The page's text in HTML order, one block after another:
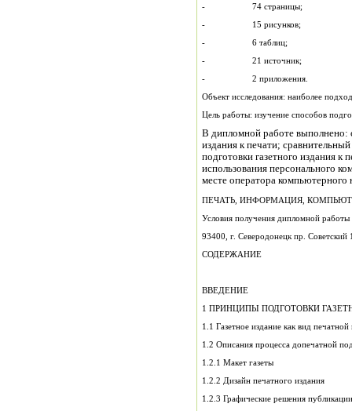
- 74 страницы;
- 15 рисунков;
- 6 таблиц;
- 21 источник;
- 2 приложения.
Объект исследования: наиболее
Цель работы: изучение способов
В дипломной работе выполнено:
издания к печати;
подготовки газетного издания к
использования персонального
месте оператора компьютерного
ПЕЧАТЬ, ИНФОРМАЦИЯ,
Условия получения дипломной работы
93400, г. Северодонецк пр.
СОДЕРЖАНИЕ
ВВЕДЕНИЕ
1 ПРИНЦИПЫ ПОДГОТОВКИ
1.1 Газетное издание как вид
1.2 Описания процесса допечатной
1.2.1 Макет газеты
1.2.2 Дизайн печатного издания
1.2.3 Графические решения публикации